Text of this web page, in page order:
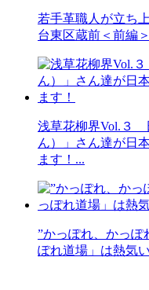
若手革職人が立ち
台東区蔵前＜前編
浅草花柳界Vol.３
ん）」さん達が日
ます！...
”かっぽれ、かっ
ぽれ道場」は熱気